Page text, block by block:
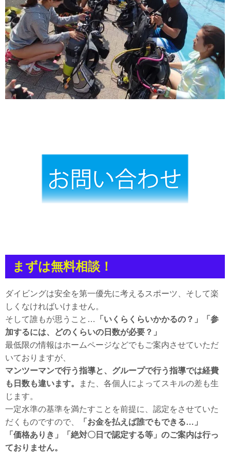
まずは無料相談！
ダイビングは安全を第一優先に考えるスポーツ、そして楽
しくなければいけません。
そして誰もが思うこと…
「いくらくらいかかるの？」「参
加するには、どのくらいの日数が必要？」
最低限の情報はホームページなどでもご案内させていただ
いておりますが、
マンツーマンで行う指導と、グループで行う指導では経費
も日数も違います。
また、各個人によってスキルの差も生
じます。
一定水準の基準を満たすことを前提に、認定をさせていた
だくものですので、
「お金を払えば誰でもできる…」
「価格ありき」「絶対〇日で認定する等」のご案内は行っ
ておりません。